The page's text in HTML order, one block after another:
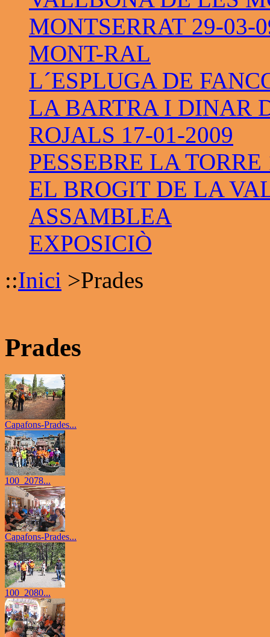
MONTSERRAT 29-03-
MONT-RAL
L´ESPLUGA DE
LA BARTRA I DINAR
ROJALS 17-01-2009
PESSEBRE LA TORRE
EL BROGIT DE LA
ASSAMBLEA
EXPOSICIÒ
::Inici >Prades
Prades
Capafons-Prades...
100_2078...
Capafons-Prades...
100_2080...